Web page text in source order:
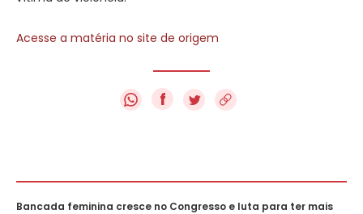
Acesse a matéria no site de origem
f
Bancada feminina cresce no Congresso e luta para ter mais